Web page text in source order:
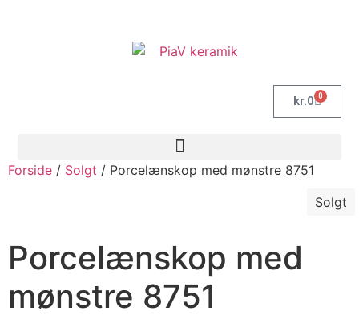
kr.0 0
Forside / Solgt / Porcelænskop med mønstre 8751
Solgt
Porcelænskop med
mønstre 8751